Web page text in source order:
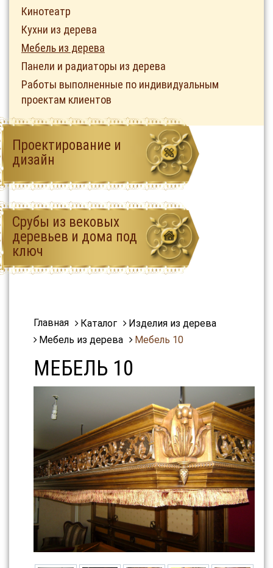
Кинотеатр
Кухни из дерева
Мебель из дерева
Панели и радиаторы из дерева
Работы выполненные по индивидуальным
проектам клиентов
Проектирование и
дизайн
Срубы из вековых
деревьев и дома под
ключ
Главная Каталог
Изделия из дерева
Мебель из дерева
Мебель 10
МЕБЕЛЬ 10